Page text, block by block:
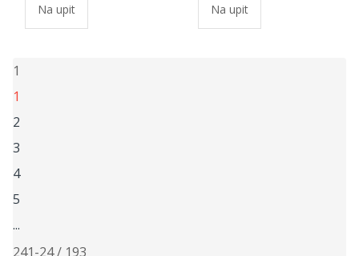
Na upit Na upit
1
1
2
3
4
5
...
241-24 / 193